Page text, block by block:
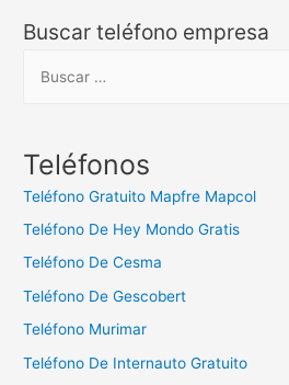
Buscar teléfono empresa
c
:
Teléfonos
Teléfono Gratuito Mapfre Mapcol
Teléfono De Hey Mondo Gratis
Teléfono De Cesma
Teléfono De Gescobert
Teléfono Murimar
Teléfono De Internauto Gratuito